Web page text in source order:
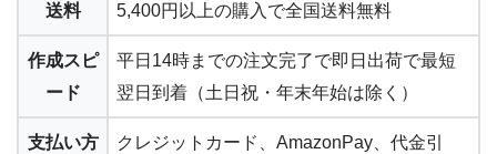
送料 5,400円以上の購入で全国送料無料
作成スピ
ード
平日14時までの注文完了で即日出荷で最短
翌日到着 （土日祝・年末年始は除く）
支払い方
クレジットカード、AmazonPay、代金引